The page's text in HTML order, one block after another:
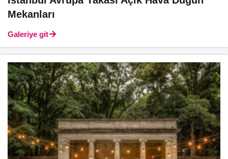
Mekanları
Galeriye git